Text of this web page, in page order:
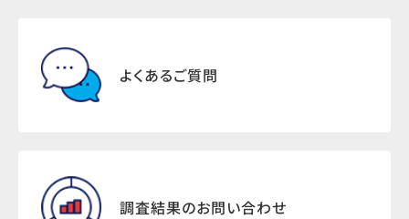
よくあるご質問
調査結果のお問い合わせ